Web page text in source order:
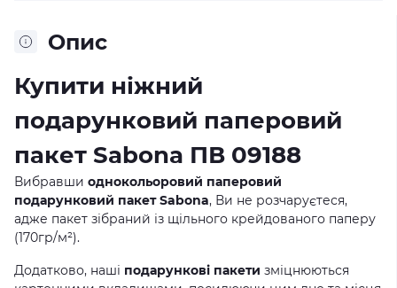
Опис
Купити ніжний
подарунковий паперовий
пакет Sabona ПВ 09188
Вибравши однокольоровий паперовий
подарунковий пакет Sabona, Ви не розчаруєтеся,
адже пакет зібраний із щільного крейдованого паперу
(170гр/м²).
Додатково, наші подарункові пакети зміцнюються